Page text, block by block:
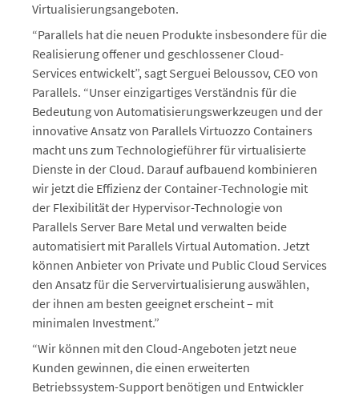
Virtualisierungsangeboten.
“Parallels hat die neuen Produkte insbesondere für die
Realisierung offener und geschlossener Cloud-
Services entwickelt”, sagt Serguei Beloussov, CEO von
Parallels. “Unser einzigartiges Verständnis für die
Bedeutung von Automatisierungswerkzeugen und der
innovative Ansatz von Parallels Virtuozzo Containers
macht uns zum Technologieführer für virtualisierte
Dienste in der Cloud. Darauf aufbauend kombinieren
wir jetzt die Effizienz der Container-Technologie mit
der Flexibilität der Hypervisor-Technologie von
Parallels Server Bare Metal und verwalten beide
automatisiert mit Parallels Virtual Automation. Jetzt
können Anbieter von Private und Public Cloud Services
den Ansatz für die Servervirtualisierung auswählen,
der ihnen am besten geeignet erscheint – mit
minimalen Investment.”
“Wir können mit den Cloud-Angeboten jetzt neue
Kunden gewinnen, die einen erweiterten
Betriebssystem-Support benötigen und Entwickler